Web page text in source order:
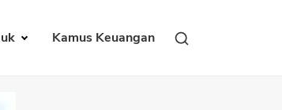
Kamus Keuangan